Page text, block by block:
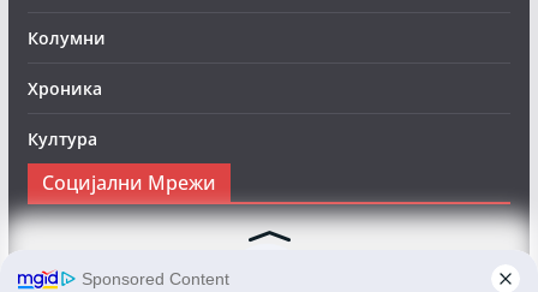
Колумни
Хроника
Култура
Социјални Мрежи